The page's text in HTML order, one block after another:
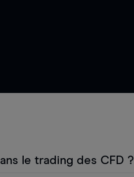
le trading des CFD ?